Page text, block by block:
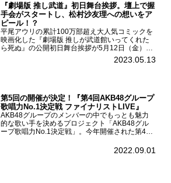
『劇場版 推し武道』初日舞台挨拶。壇上で握
手会がスタートし、松村沙友理への想いをア
ピール！？
平尾アウリの累計100万部超え大人気コミックを
映画化した『劇場版 推しが武道館いってくれた
ら死ぬ』の公開初日舞台挨拶が5月12日（金）新
宿バルト9で開催され、出演者の松村沙友理、中
村里帆、MOMO(@onefive)、KANO(@onefi...
2023.05.13
第5回の開催が決定！『第4回AKB48グループ
歌唱力No.1決定戦 ファイナリストLIVE』
AKB48グループのメンバーの中でもっとも魅力
的な歌い手を決めるプロジェクト「AKB48グル
ープ歌唱力No.1決定戦」。今年開催された第4回
る一夜限りのライブイベント「ファイナリスト
2022.09.01